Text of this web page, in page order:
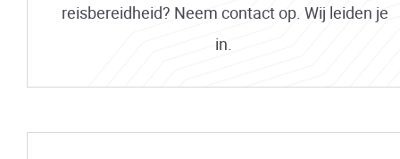
reisbereidheid? Neem contact op. Wij leiden je
in.